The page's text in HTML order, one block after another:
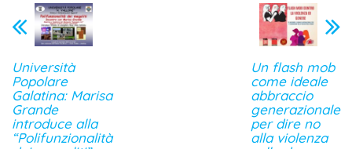
Università
Popolare
Galatina: Marisa
Grande
introduce alla
“Polifunzionalità
Un flash mob
come ideale
abbraccio
generazionale
per dire no
alla violenza